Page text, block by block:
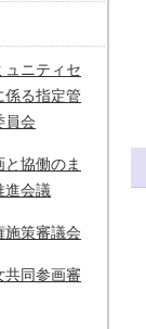
ュニティセ
係る指定管
員会
と協働のま
進会議
施策審議会
共同参画審